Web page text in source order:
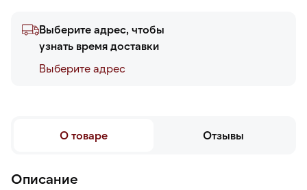
Выберите адрес, чтобы
узнать время доставки
Выберите адреc
О товаре Отзывы
Описание